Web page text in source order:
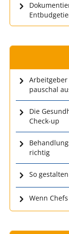
pauschal
Die
Check-up
richtig
So
Wenn